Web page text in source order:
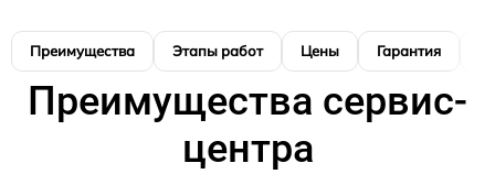
Преимущества Этапы работ Цены Гарантия
Преимущества сервис-
центра